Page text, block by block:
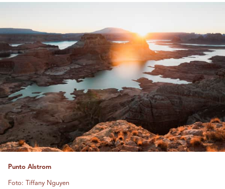
Punto Alstrom
Foto: Tiffany Nguyen